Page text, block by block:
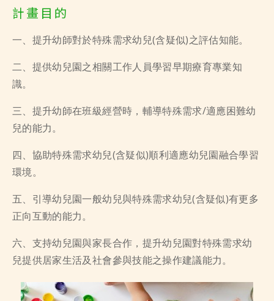
計畫目的
一、提升幼師對於特殊需求幼兒(含疑似)之評估知能。
二、提供幼兒園之相關工作人員學習早期療育專業知
識。
三、提升幼師在班級經營時，輔導特殊需求/適應困難幼
兒的能力。
四、協助特殊需求幼兒(含疑似)順利適應幼兒園融合學習
環境。
五、引導幼兒園一般幼兒與特殊需求幼兒(含疑似)有更多
正向互動的能力。
六、支持幼兒園與家長合作，提升幼兒園對特殊需求幼
兒提供居家生活及社會參與技能之操作建議能力。